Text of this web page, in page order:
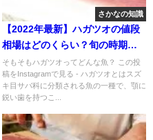
さかなの知識
【2022年最新】ハガツオの値段
相場はどのくらい？旬の時期・
人気の調理方法もご紹介
そもそもハガツオってどんな魚？ この投
稿をInstagramで見る - ハガツオとはスズ
キ目サバ科に分類される魚の一種で、顎に
鋭い歯を持つこ...